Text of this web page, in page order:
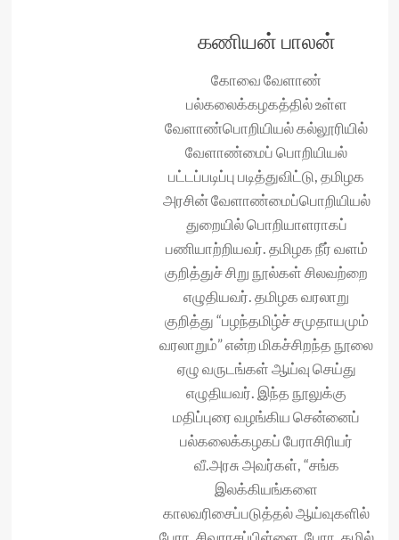
கணியன் பாலன்
கோவை வேளாண்
பல்கலைக்கழகத்தில் உள்ள
வேளாண்பொறியியல் கல்லூரியில்
வேளாண்மைப் பொறியியல்
பட்டப்படிப்பு படித்துவிட்டு, தமிழக
அரசின் வேளாண்மைப்பொறியியல்
துறையில் பொறியாளராகப்
பணியாற்றியவர். தமிழக நீர் வளம்
குறித்துச் சிறு நூல்கள் சிலவற்றை
எழுதியவர். தமிழக வரலாறு
குறித்து “பழந்தமிழ்ச் சமுதாயமும்
வரலாறும்” என்ற மிகச்சிறந்த நூலை
ஏழு வருடங்கள் ஆய்வு செய்து
எழுதியவர். இந்த நூலுக்கு
மதிப்புரை வழங்கிய சென்னைப்
பல்கலைக்கழகப் பேராசிரியர்
வீ.அரசு அவர்கள், “சங்க
இலக்கியங்களை
காலவரிசைப்படுத்தல் ஆய்வுகளில்